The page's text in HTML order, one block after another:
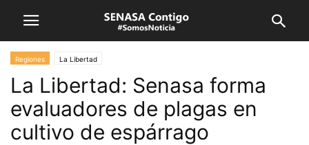
Regiones La Libertad
La Libertad: Senasa forma
evaluadores de plagas en
cultivo de espárrago